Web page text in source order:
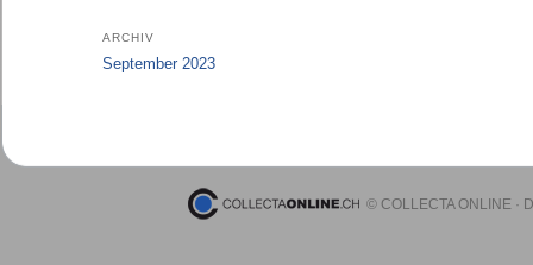
ARCHIV
September 2023
© COLLECTA ONLINE